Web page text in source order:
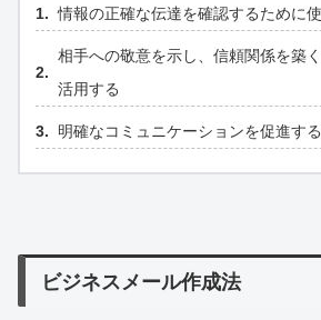
情報の正確な伝達を確認するために
相手への敬意を示し、信頼関係を築
活用する
明確なコミュニケーションを促進す
ビジネスメール作成法